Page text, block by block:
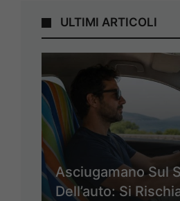
ULTIMI ARTICOLI
Asciugamano Sul
Dell’auto: Si